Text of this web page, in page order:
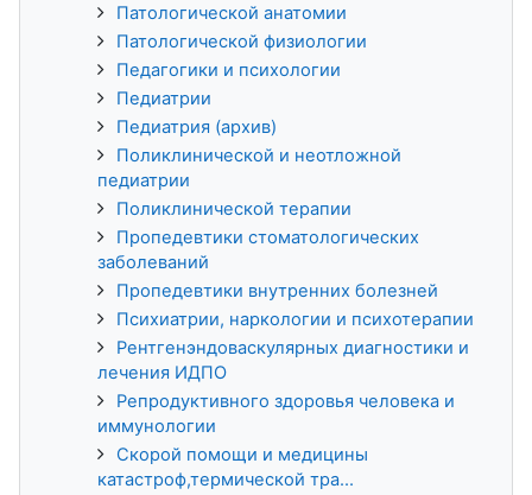
Патологической анатомии
Патологической физиологии
Педагогики и психологии
Педиатрии
Педиатрия (архив)
Поликлинической и неотложной
педиатрии
Поликлинической терапии
Пропедевтики стоматологических
заболеваний
Пропедевтики внутренних болезней
Психиатрии, наркологии и психотерапии
Рентгенэндоваскулярных диагностики и
лечения ИДПО
Репродуктивного здоровья человека и
иммунологии
Скорой помощи и медицины
катастроф,термической тра...